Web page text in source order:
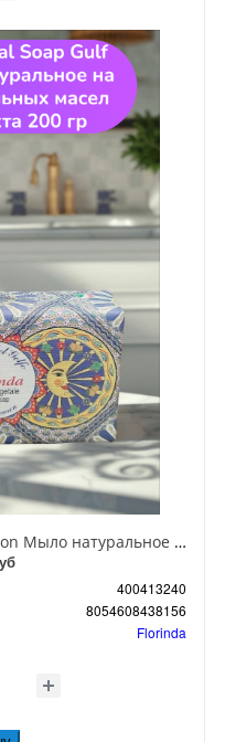
Florinda Vegetal Soap Gulf Lemon Мыло натуральное на основе растительных масел Лимонная бухта 200 гр
400413240
8054608438156
Florinda